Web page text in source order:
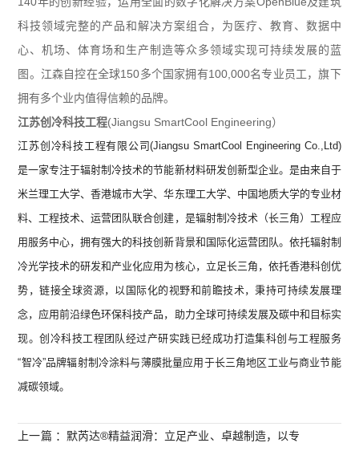
科技领域完整的产品和解决方案组合，为医疗、教育、数据中
心、机场、体育场和生产制造等众多领域实现可持续发展的蓝
图。江森自控在全球150多个国家拥有100,000名专业员工，旗下
拥有多个业内值得信赖的品牌。
江苏创冷科技工程(Jiangsu SmartCool Engineering）
江苏创冷科技工程有限公司(Jiangsu SmartCool Engineering Co.,Ltd)
是一家专注于辐射制冷技术的节能新材料研发创新型企业。是由来自于
米兰理工大学、香港城市大学、华东理工大学、中国地质大学的专业材
料、工程技术、运营团队联合创建，是辐射制冷技术（长三角）工程应
用服务中心，拥有强大的科技创新背景和国际化运营团队。依托辐射制
冷光学技术的研发和产业化应用为核心，立足长三角，依托香港科创优
势，链接全球资源，以国际化的视野和前瞻技术，秉持可持续发展理
念，应用前沿绿色环保科技产品，助力全球可持续发展及碳中和目标实
现。创冷科技工程团队经过产研实践已经成功打造集科创与工程服务
“智冷”品牌辐射制冷涂料与薄膜批量应用于长三角地区工业与商业节能
减碳领域。
上一篇 ：默芮达®精益润滑：立足产业、卓越制造，以专